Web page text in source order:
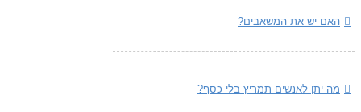
האם יש את המשאבים?
מה יתן לאנשים תמריץ בלי כסף?